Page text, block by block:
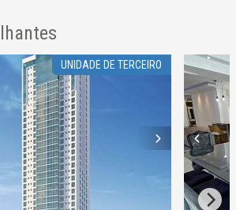
UNIDADE DE TERCEIRO